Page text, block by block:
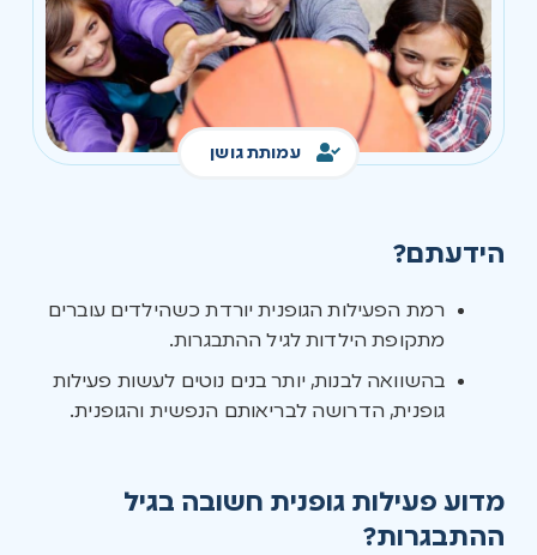
עמותת גושן
הידעתם?
רמת הפעילות הגופנית יורדת כשהילדים עוברים
מתקופת הילדות לגיל ההתבגרות.
בהשוואה לבנות, יותר בנים נוטים לעשות פעילות
גופנית, הדרושה לבריאותם הנפשית והגופנית.
מדוע פעילות גופנית חשובה בגיל
ההתבגרות?